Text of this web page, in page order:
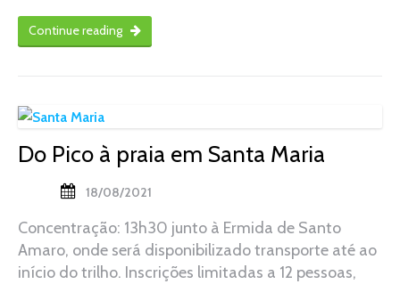
Continue reading
Do Pico à praia em Santa Maria
18/08/2021
Concentração: 13h30 junto à Ermida de Santo
Amaro, onde será disponibilizado transporte até ao
início do trilho. Inscrições limitadas a 12 pessoas,